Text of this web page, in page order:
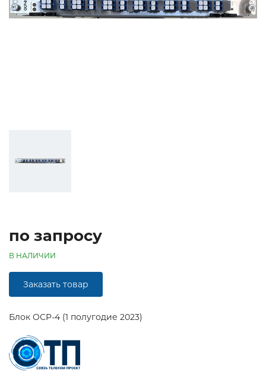
по запросу
В НАЛИЧИИ
Заказать товар
Блок OСP-4 (1 полугодие 2023)